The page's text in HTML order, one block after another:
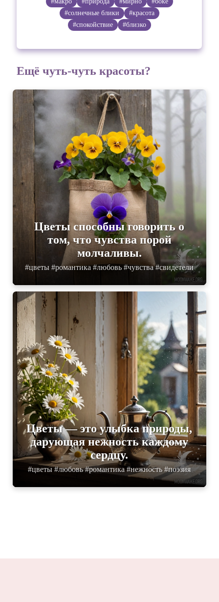
#солнечные блики
#красота
#спокойствие
#близко
Ещё чуть-чуть красоты?
Цветы способны говорить о
том, что чувства порой
молчаливы.
#цветы #романтика #любовь #чувства #свидетели
Цветы — это улыбка природы,
дарующая нежность каждому
сердцу.
#цветы #любовь #романтика #нежность #поэзия